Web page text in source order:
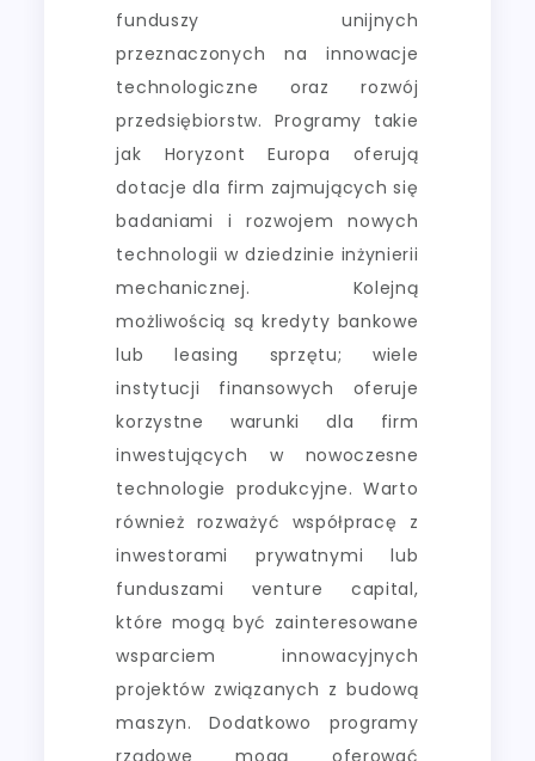
funduszy unijnych
przeznaczonych na innowacje
technologiczne oraz rozwój
przedsiębiorstw. Programy takie
jak Horyzont Europa oferują
dotacje dla firm zajmujących się
badaniami i rozwojem nowych
technologii w dziedzinie inżynierii
mechanicznej. Kolejną
możliwością są kredyty bankowe
lub leasing sprzętu; wiele
instytucji finansowych oferuje
korzystne warunki dla firm
inwestujących w nowoczesne
technologie produkcyjne. Warto
również rozważyć współpracę z
inwestorami prywatnymi lub
funduszami venture capital,
które mogą być zainteresowane
wsparciem innowacyjnych
projektów związanych z budową
maszyn. Dodatkowo programy
rządowe mogą oferować